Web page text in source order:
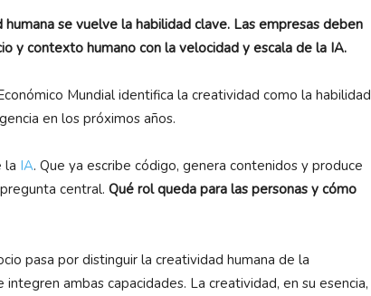
se vuelve la habilidad clave. Las empresas deben
y contexto humano con la velocidad y escala de la IA.
Mundial identifica la creatividad como la habilidad
en los próximos años.
la IA. Que ya escribe código, genera contenidos y produce
central. Qué rol queda para las personas y cómo
pasa por distinguir la creatividad humana de la
ambas capacidades. La creatividad, en su esencia,